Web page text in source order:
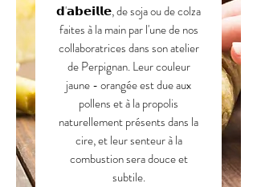
𝗱'𝗮𝗯𝗲𝗶𝗹𝗹𝗲, de soja ou de colza
faites à la main par l'une de nos
collaboratrices dans son atelier
de Perpignan. Leur couleur
jaune - orangée est due aux
pollens et à la propolis
naturellement présents dans la
cire, et leur senteur à la
combustion sera douce et
subtile.